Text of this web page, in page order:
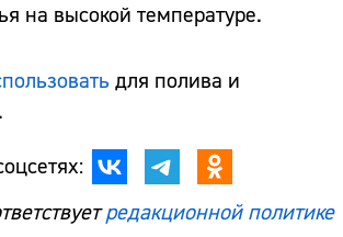
на высокой температуре.
для полива и
редакционной политике